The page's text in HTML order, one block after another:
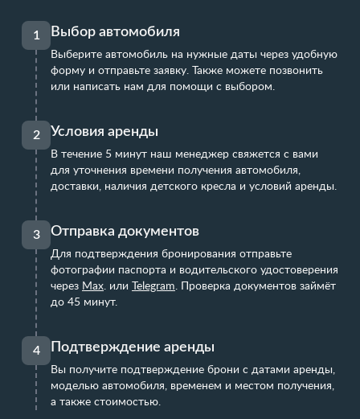
1 Выбор автомобиля
Выберите автомобиль на нужные даты через удобную
форму и отправьте заявку. Также можете позвонить
или написать нам для помощи с выбором.
2 Условия аренды
В течение 5 минут наш менеджер свяжется с вами
для уточнения времени получения автомобиля,
доставки, наличия детского кресла и условий аренды.
3 Отправка документов
Для подтверждения бронирования отправьте
фотографии паспорта и водительского удостоверения
через Max. или Telegram. Проверка документов займёт
до 45 минут.
4 Подтверждение аренды
Вы получите подтверждение брони с датами аренды,
моделью автомобиля, временем и местом получения,
а также стоимостью.